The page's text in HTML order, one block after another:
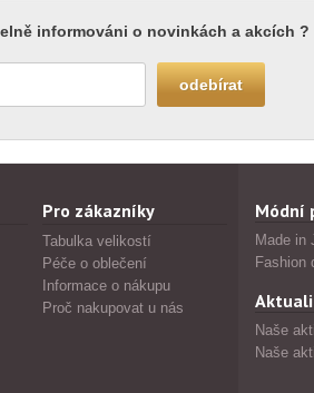
informováni o novinkách a akcích ?
Pro zákazníky
Tabulka velikostí
Péče o oblečení
Informace o nákupu
Proč nakupovat u nás
Módní
Made in
Fashion
Naše
Naše